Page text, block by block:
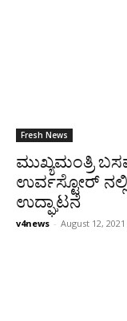
Fresh News
ಮುಖ್ಯಮಂತ್ರಿ
ಉರ್ವಸ್ಟೋರ್
ಉದ್ಘಾಟನೆ
v4news - August 12, 2021